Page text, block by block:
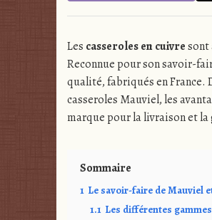
Les casseroles en cuivresont
Reconnue pour son savoir-
qualité, fabriqués en France.
casseroles Mauviel, les
marque pour la livraison et
Sommaire
1 Le savoir-faire de Mauviel
1.1 Les différentes